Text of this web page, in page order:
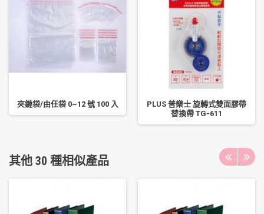
夾鏈袋/由任袋 0~12 號 100 入
PLUS 普樂士 旋轉式雙面膠帶
替換帶 TG-611
其他 30 種相似產品